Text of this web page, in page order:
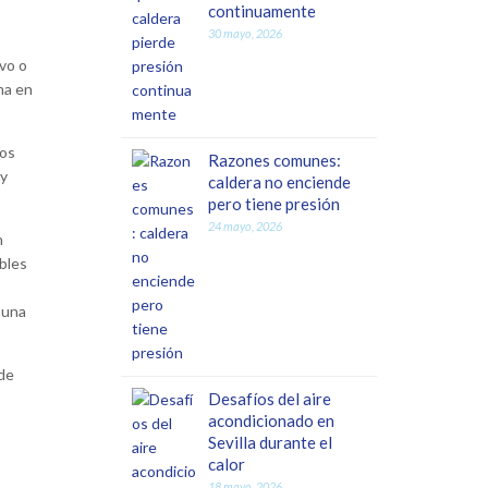
o
en
continuamente
30 mayo, 2026
Razones comunes:
caldera no enciende
pero tiene presión
24 mayo, 2026
Desafíos del aire
acondicionado en
Sevilla durante el
calor